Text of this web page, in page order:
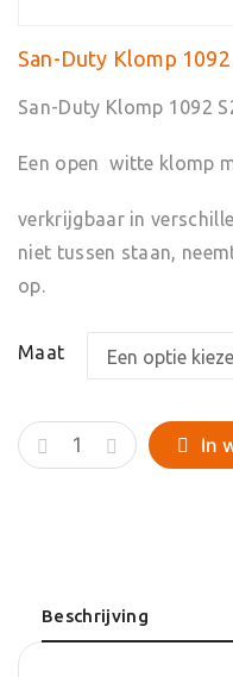
San-Duty Klomp 1092
San-Duty Klomp 1092
Een open witte klomp
verkrijgbaar in
niet tussen staan,
op.
Maat
San-
Duty
In
Beschrijving